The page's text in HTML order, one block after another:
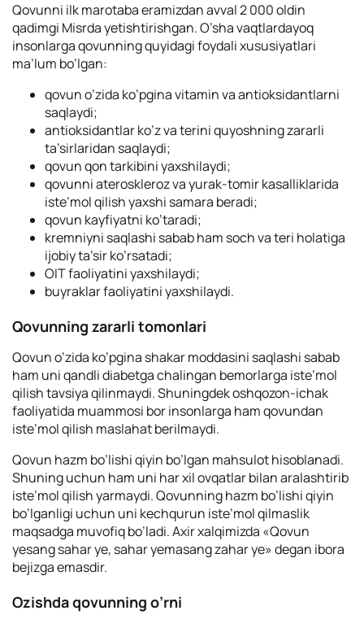
Qovunni ilk marotaba eramizdan avval 2 000 oldin
qadimgi Misrda yetishtirishgan. O’sha vaqtlardayoq
insonlarga qovunning quyidagi foydali xususiyatlari
ma’lum bo’lgan:
qovun o’zida ko’pgina vitamin va antioksidantlarni
saqlaydi;
antioksidantlar ko’z va terini quyoshning zararli
ta’sirlaridan saqlaydi;
qovun qon tarkibini yaxshilaydi;
qovunni ateroskleroz va yurak-tomir kasalliklarida
iste’mol qilish yaxshi samara beradi;
qovun kayfiyatni ko’taradi;
kremniyni saqlashi sabab ham soch va teri holatiga
ijobiy ta’sir ko’rsatadi;
OIT faoliyatini yaxshilaydi;
buyraklar faoliyatini yaxshilaydi.
Qovunning zararli tomonlari
Qovun o’zida ko’pgina shakar moddasini saqlashi sabab
ham uni qandli diabetga chalingan bemorlarga iste’mol
qilish tavsiya qilinmaydi. Shuningdek oshqozon-ichak
faoliyatida muammosi bor insonlarga ham qovundan
iste’mol qilish maslahat berilmaydi.
Qovun hazm bo’lishi qiyin bo’lgan mahsulot hisoblanadi.
Shuning uchun ham uni har xil ovqatlar bilan aralashtirib
iste’mol qilish yarmaydi. Qovunning hazm bo’lishi qiyin
bo’lganligi uchun uni kechqurun iste’mol qilmaslik
maqsadga muvofiq bo’ladi. Axir xalqimizda «Qovun
yesang sahar ye, sahar yemasang zahar ye» degan ibora
bejizga emasdir.
Ozishda qovunning o’rni